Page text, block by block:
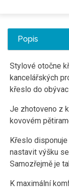
Popis
Stylové otočne
kancelářských
křeslo do
Je zhotoveno z
kovovém
Křeslo disponuje
nastavit výšku
Samozřejmě je
K maximální